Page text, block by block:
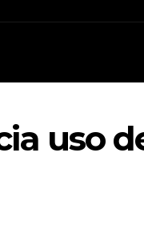
uso